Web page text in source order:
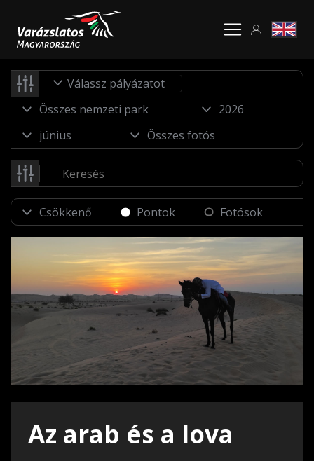
Válassz pályázatot
Pontok Fotósok
Az arab és a lova